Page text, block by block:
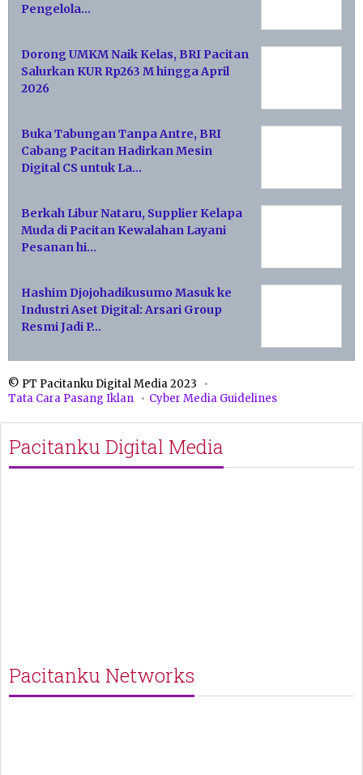
Pengelola…
Dorong UMKM Naik Kelas, BRI Pacitan
Salurkan KUR Rp263 M hingga April
2026
Buka Tabungan Tanpa Antre, BRI
Cabang Pacitan Hadirkan Mesin
Digital CS untuk La…
Berkah Libur Nataru, Supplier Kelapa
Muda di Pacitan Kewalahan Layani
Pesanan hi…
Hashim Djojohadikusumo Masuk ke
Industri Aset Digital: Arsari Group
Resmi Jadi P…
© PT Pacitanku Digital Media 2023
Tata Cara Pasang Iklan
Cyber Media Guidelines
Pacitanku Digital Media
Pacitanku Networks